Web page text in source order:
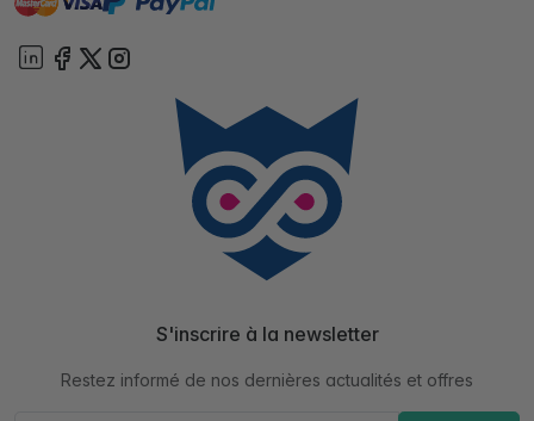
S'inscrire à la newsletter
Restez informé de nos dernières actualités et offres